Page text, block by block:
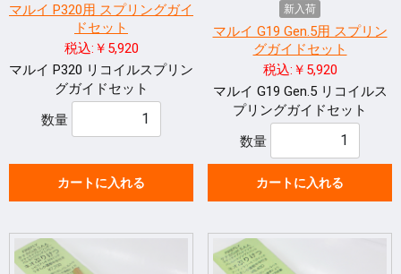
マルイ P320用 スプリングガイ
ドセット
税込:￥5,920
マルイ P320 リコイルスプリン
グガイドセット
数量
カートに入れる
新入荷
マルイ G19 Gen.5用 スプリン
グガイドセット
税込:￥5,920
マルイ G19 Gen.5 リコイルス
プリングガイドセット
数量
カートに入れる